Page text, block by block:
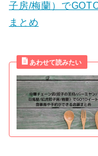
子房/梅蘭）で
まとめ